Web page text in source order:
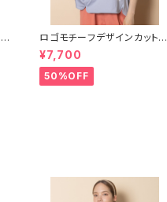
ロゴモチーフデザインカットソ
ー【8260102】
¥7,700
50%OFF